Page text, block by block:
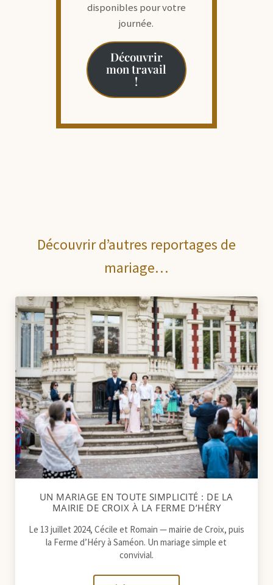
disponibles pour votre
journée.
Découvrir
mon travail
!
Découvrir d’autres reportages de
mariage…
UN MARIAGE EN TOUTE SIMPLICITÉ : DE LA
MAIRIE DE CROIX À LA FERME D’HÉRY
Le 13 juillet 2024, Cécile et Romain — mairie de Croix, puis
la Ferme d’Héry à Saméon. Un mariage simple et
convivial.